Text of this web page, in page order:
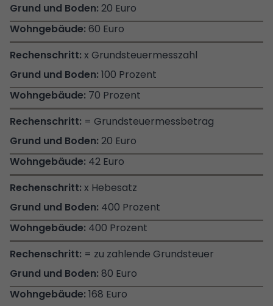
20 Euro
60 Euro
x Grundsteuermesszahl
100 Prozent
70 Prozent
= Grundsteuermessbetrag
20 Euro
42 Euro
x Hebesatz
400 Prozent
400 Prozent
= zu zahlende Grundsteuer
80 Euro
168 Euro